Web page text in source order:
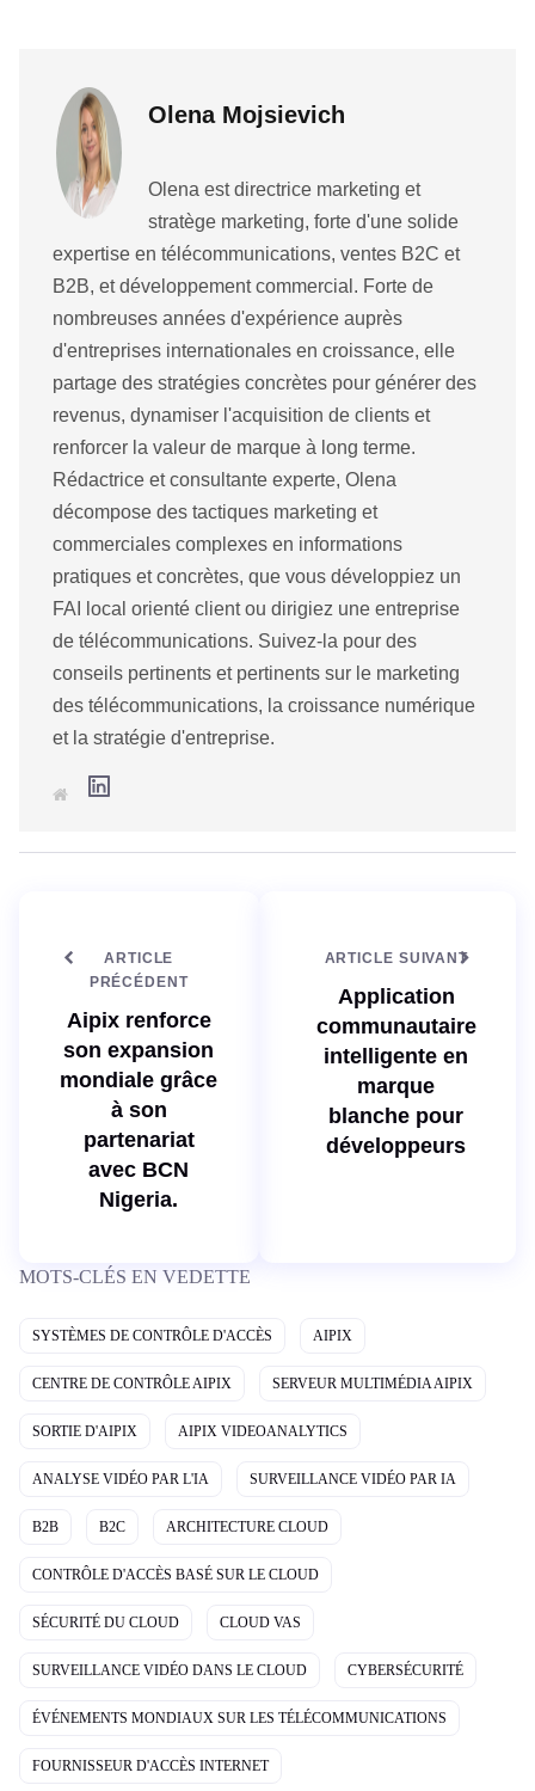
Olena Mojsievich
Olena est directrice marketing et
stratège marketing, forte d'une solide
expertise en télécommunications, ventes B2C et
B2B, et développement commercial. Forte de
nombreuses années d'expérience auprès
d'entreprises internationales en croissance, elle
partage des stratégies concrètes pour générer des
revenus, dynamiser l'acquisition de clients et
renforcer la valeur de marque à long terme.
Rédactrice et consultante experte, Olena
décompose des tactiques marketing et
commerciales complexes en informations
pratiques et concrètes, que vous développiez un
FAI local orienté client ou dirigiez une entreprise
de télécommunications. Suivez-la pour des
conseils pertinents et pertinents sur le marketing
des télécommunications, la croissance numérique
et la stratégie d'entreprise.
ARTICLE
PRÉCÉDENT
Aipix renforce
son expansion
mondiale grâce
à son
partenariat
avec BCN
Nigeria.
ARTICLE SUIVANT
Application
communautaire
intelligente en
marque
blanche pour
développeurs
MOTS-CLÉS EN VEDETTE
SYSTÈMES DE CONTRÔLE D'ACCÈS AIPIX
CENTRE DE CONTRÔLE AIPIX SERVEUR MULTIMÉDIA AIPIX
SORTIE D'AIPIX AIPIX VIDEOANALYTICS
ANALYSE VIDÉO PAR L'IA SURVEILLANCE VIDÉO PAR IA
B2B B2C ARCHITECTURE CLOUD
CONTRÔLE D'ACCÈS BASÉ SUR LE CLOUD
SÉCURITÉ DU CLOUD CLOUD VAS
SURVEILLANCE VIDÉO DANS LE CLOUD CYBERSÉCURITÉ
ÉVÉNEMENTS MONDIAUX SUR LES TÉLÉCOMMUNICATIONS
FOURNISSEUR D'ACCÈS INTERNET